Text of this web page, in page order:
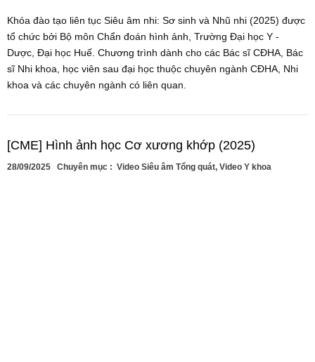
Khóa đào tạo liên tục Siêu âm nhi: Sơ sinh và Nhũ nhi (2025) được
tổ chức bởi Bộ môn Chẩn đoán hình ảnh, Trường Đại học Y -
Dược, Đại học Huế. Chương trình dành cho các Bác sĩ CĐHA, Bác
sĩ Nhi khoa, học viên sau đại học thuộc chuyên ngành CĐHA, Nhi
khoa và các chuyên ngành có liên quan.
[CME] Hình ảnh học Cơ xương khớp (2025)
28/09/2025 Chuyên mục : Video Siêu âm Tổng quát, Video Y khoa